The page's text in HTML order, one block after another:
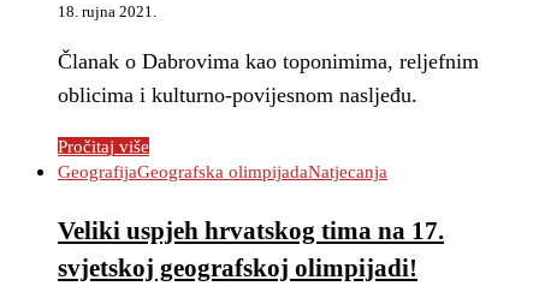
18. rujna 2021.
Članak o Dabrovima kao toponimima, reljefnim
oblicima i kulturno-povijesnom nasljeđu.
Pročitaj više
GeografijaGeografska olimpijadaNatjecanja
Veliki uspjeh hrvatskog tima na 17.
svjetskoj geografskoj olimpijadi!